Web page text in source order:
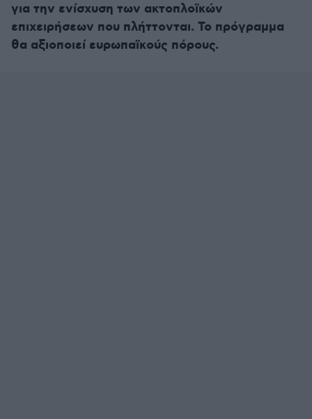
για την ενίσχυση των ακτοπλοϊκών
επιχειρήσεων που πλήττονται. Το πρόγραμμα
θα αξιοποιεί ευρωπαϊκούς πόρους.